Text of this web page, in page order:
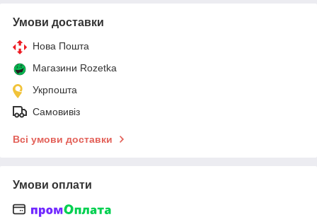
Умови доставки
Нова Пошта
Магазини Rozetka
Укрпошта
Самовивіз
Всі умови доставки
Умови оплати